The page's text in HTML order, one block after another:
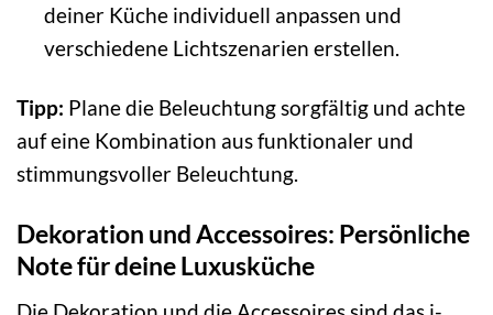
deiner Küche individuell anpassen und
verschiedene Lichtszenarien erstellen.
Tipp: Plane die Beleuchtung sorgfältig und achte
auf eine Kombination aus funktionaler und
stimmungsvoller Beleuchtung.
Dekoration und Accessoires: Persönliche
Note für deine Luxusküche